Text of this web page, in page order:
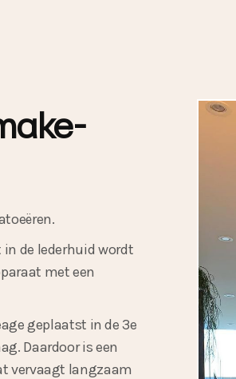
de lederhuid wordt
met een
geplaatst in de 3e
Daardoor is een
vervaagt langzaam